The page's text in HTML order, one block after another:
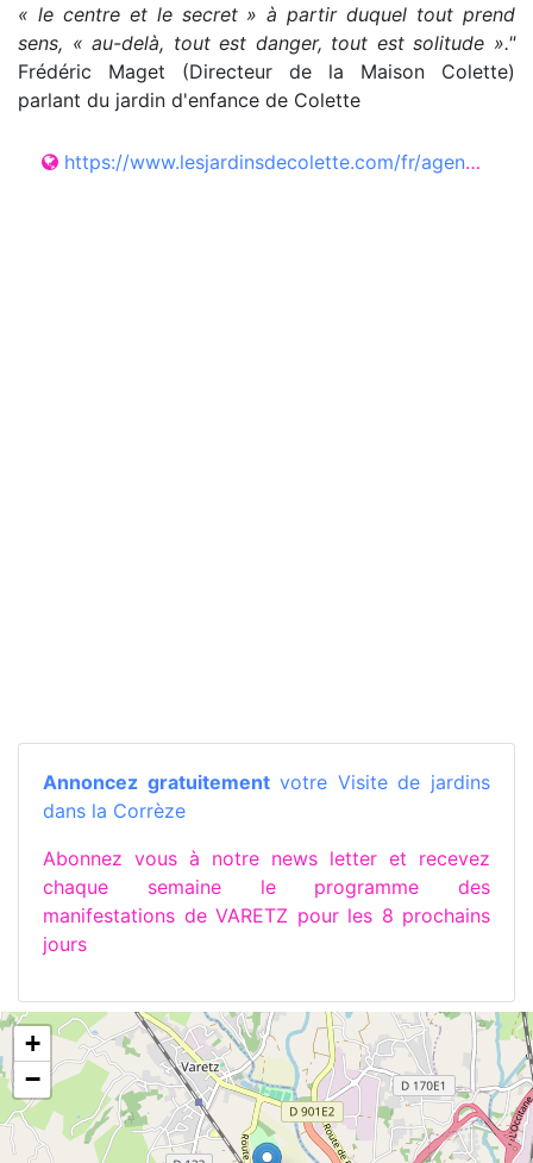
« le centre et le secret » à partir duquel tout prend
sens, « au-delà, tout est danger, tout est solitude »."
Frédéric Maget (Directeur de la Maison Colette)
parlant du jardin d'enfance de Colette
https://www.lesjardinsdecolette.com/fr/agenda/rdv-aux-jardins/
Annoncez gratuitementvotre Visite de jardins
dans la Corrèze
Abonnez vous à notre news letter et recevez
chaque semaine le programme des
manifestations de VARETZ pour les 8 prochains
jours
+
−